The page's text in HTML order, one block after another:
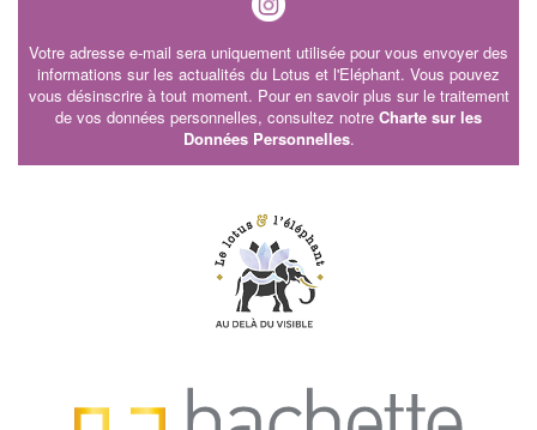
Votre adresse e-mail sera uniquement utilisée pour vous envoyer des
informations sur les actualités du Lotus et l'Eléphant. Vous pouvez
vous désinscrire à tout moment. Pour en savoir plus sur le traitement
de vos données personnelles, consultez notre Charte sur les
Données Personnelles.